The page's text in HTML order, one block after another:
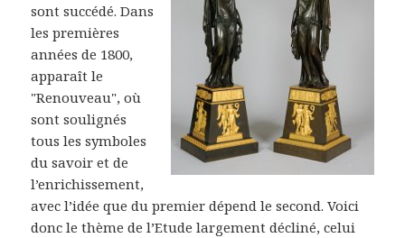
sont succédé. Dans
les premières
années de 1800,
apparaît le
"Renouveau", où
sont soulignés
tous les symboles
du savoir et de
l’enrichissement,
avec l’idée que du premier dépend le second. Voici
donc le thème de l’Etude largement décliné, celui